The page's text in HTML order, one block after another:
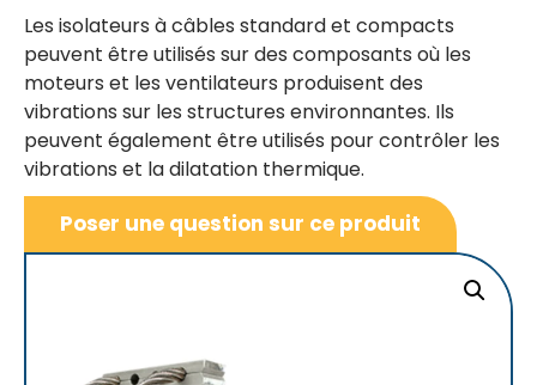
Les isolateurs à câbles standard et compacts
peuvent être utilisés sur des composants où les
moteurs et les ventilateurs produisent des
vibrations sur les structures environnantes. Ils
peuvent également être utilisés pour contrôler les
vibrations et la dilatation thermique.
Poser une question sur ce produit